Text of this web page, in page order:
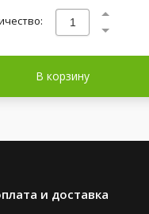
В корзину
и доставка